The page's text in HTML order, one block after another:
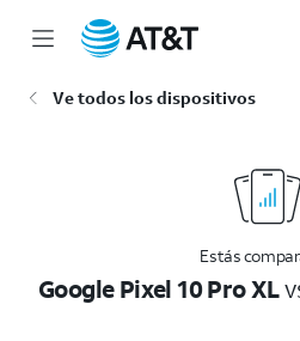
Ve todos los dispositivos
Estás
Google Pixel 10 Pro XL